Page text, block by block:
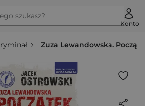
szukasz?
Konto
Zuza Lewandowska.